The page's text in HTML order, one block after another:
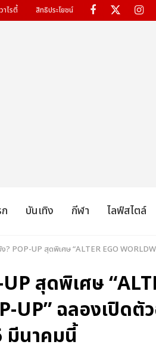
วาไรตี้ สิทธิประโยชน์
บันเทิง กีฬา ไลฟ์สไตล์
? POP-UP สุดพิเศษ “ALTER EGO
สุดพิเศษ
UP” ฉลองเปิดตั
มีนาคมนี้